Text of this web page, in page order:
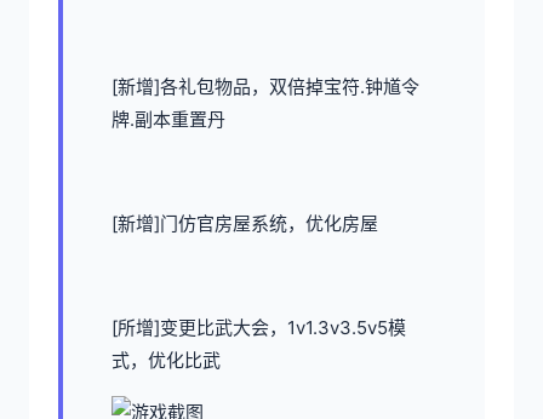
[新增]各礼包物品，双倍掉宝符.钟馗令
牌.副本重置丹
[新增]门仿官房屋系统，优化房屋
[所增]变更比武大会，1v1.3v3.5v5模
式，优化比武